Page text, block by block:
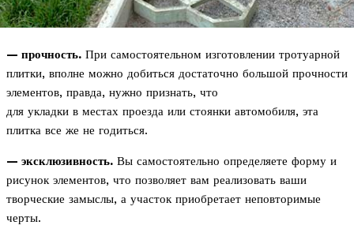
— прочность. При самостоятельном изготовлении тротуарной
плитки, вполне можно добиться достаточно большой прочности
элементов, правда, нужно признать, что
для укладки в местах проезда или стоянки автомобиля, эта
плитка все же не годиться.
— эксклюзивность. Вы самостоятельно определяете форму и
рисунок элементов, что позволяет вам реализовать ваши
творческие замыслы, а участок приобретает неповторимые
черты.